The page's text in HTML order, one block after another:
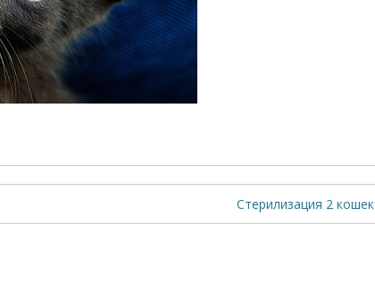
Стерилизация 2 кошек